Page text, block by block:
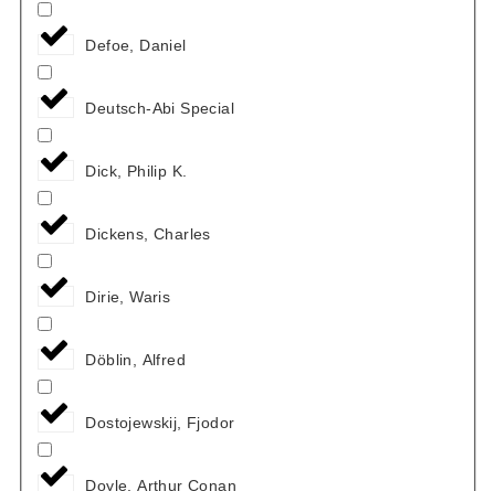
Defoe, Daniel
Deutsch-Abi Special
Dick, Philip K.
Dickens, Charles
Dirie, Waris
Döblin, Alfred
Dostojewskij, Fjodor
Doyle, Arthur Conan